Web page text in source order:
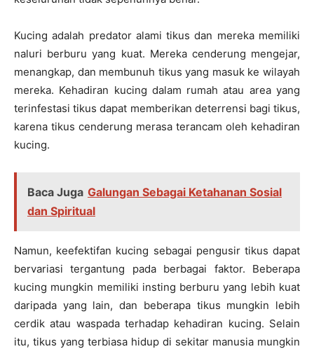
Kucing adalah predator alami tikus dan mereka memiliki
naluri berburu yang kuat. Mereka cenderung mengejar,
menangkap, dan membunuh tikus yang masuk ke wilayah
mereka. Kehadiran kucing dalam rumah atau area yang
terinfestasi tikus dapat memberikan deterrensi bagi tikus,
karena tikus cenderung merasa terancam oleh kehadiran
kucing.
Baca Juga Galungan Sebagai Ketahanan Sosial
dan Spiritual
Namun, keefektifan kucing sebagai pengusir tikus dapat
bervariasi tergantung pada berbagai faktor. Beberapa
kucing mungkin memiliki insting berburu yang lebih kuat
daripada yang lain, dan beberapa tikus mungkin lebih
cerdik atau waspada terhadap kehadiran kucing. Selain
itu, tikus yang terbiasa hidup di sekitar manusia mungkin